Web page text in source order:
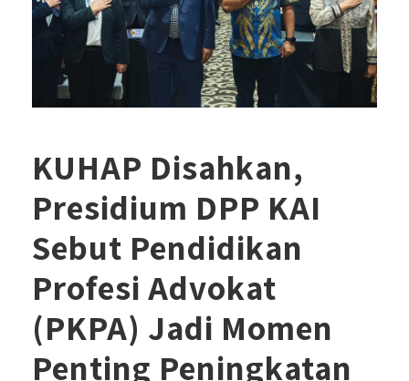
KUHAP Disahkan,
Presidium DPP KAI
Sebut Pendidikan
Profesi Advokat
(PKPA) Jadi Momen
Penting Peningkatan